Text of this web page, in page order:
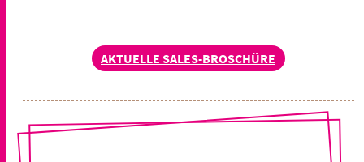
AKTUELLE SALES-BROSCHÜRE